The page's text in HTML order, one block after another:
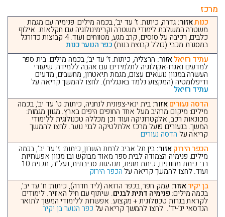
מרכז
כנותאזור: גדרה, כיתות: ז’ עד יב’, בכמה מילים: פנימיה עם מגמת
משטרה המשלבת לימודי משטרה וקרימינולוגיה עם חקלאות. אילוף
כלבים, רכיבה על סוסים, קרב מגע, מטווחים ועוד. 4 קבוצות כדורגל
במסגרת מכבי (כולל קבוצת בנות) כפר הנוער כנות
עתיד רזיאלאזור: הרצליה, כיתות: ז’ עד יב’, בכמה מילים: בית ספר
למדעים ואגרו-אקולוגיה לתלמידים עם אהבה ללמידה. שיעורי
העשרה במגוון נושאים עצום, מגמת תיאטרון, מחשבים, מדעים
ודיפלומטיה (המקצוע נלמד באנגלית). לחצו להמשך קריאה על
עתיד רזיאל
הדסה נעוריםאזור: בית ינאי-צפונית לנתניה, כיתות: ט’ עד יב’, בכמה
מילים: מיקום מרהיב מעל אחד החופים היפים בארץ. מגוון מגמות:
מכונאות רכב, אלקטרוניקה ועוד וכן מכללה טכנולוגית ללימודי
המשך. בנעורים פועל מרכז אלתלטיקה לבני נוער. לחצו להמשך
קריאה על הדסה נעורים
הכפר הירוקאזור: בין תל אביב לרמת השרון, כיתות: ז’ עד יב’, בכמה
מילים: פנימיה הצמודה לבית ספר מאוד מבוקש ובו מגוון אפשרויות
רב: כיתת מחוננים, כיתת מופת, מנהיגות סביבתית, נעל”ה, תכנית 10
ועוד. לחצו להמשך קריאה עלהכפר הירוק
בן יקיראזור: עמק חפר, בכפר הרואה (ליד חדרה), כיתות: ח’ עד יב’,
בכמה מילים: פנימיה דתית לבנים. שיתוף עם חיל האוויר. לימודים
לקראת בגרות טכנולוגית + מקצוע. אפשרות ללימודי המשך לתואר
הנדסאי יג’-יד’. לחצו להמשך קריאה על כפר הנוער בן יקיר